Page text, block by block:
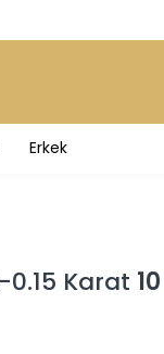
Erkek
0.15 Karat 10